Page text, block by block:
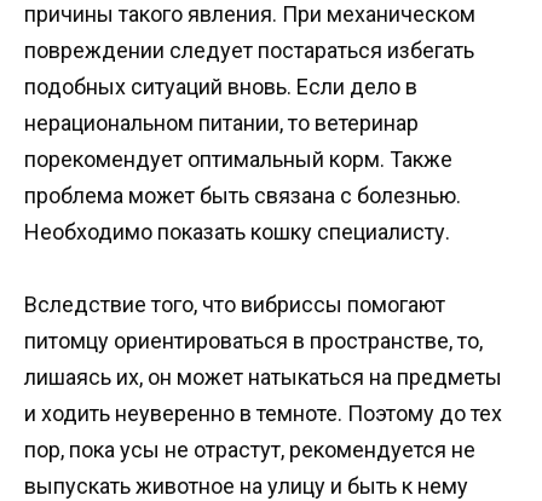
причины такого явления. При механическом
повреждении следует постараться избегать
подобных ситуаций вновь. Если дело в
нерациональном питании, то ветеринар
порекомендует оптимальный корм. Также
проблема может быть связана с болезнью.
Необходимо показать кошку специалисту.
Вследствие того, что вибриссы помогают
питомцу ориентироваться в пространстве, то,
лишаясь их, он может натыкаться на предметы
и ходить неуверенно в темноте. Поэтому до тех
пор, пока усы не отрастут, рекомендуется не
выпускать животное на улицу и быть к нему